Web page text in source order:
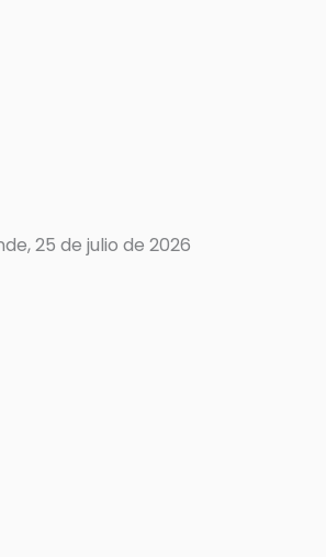
25 de julio de 2026